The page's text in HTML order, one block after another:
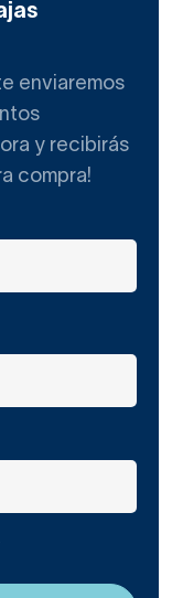
enviaremos
y recibirás
compra!